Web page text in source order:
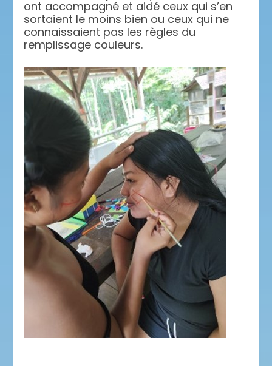
ont accompagné et aidé ceux qui s’en
sortaient le moins bien ou ceux qui ne
connaissaient pas les règles du
remplissage couleurs.